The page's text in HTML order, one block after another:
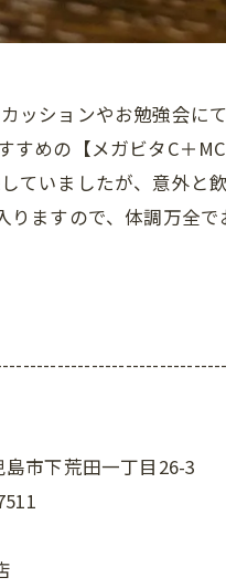
ッションやお勉強会に
すめの【メガビタC＋
ていましたが、意外
りますので、体調万全
市下荒田一丁目26-3